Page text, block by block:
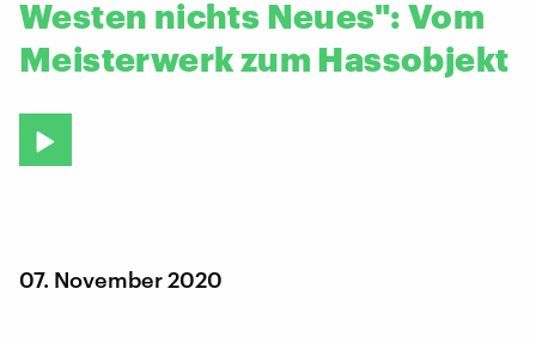
Westen nichts Neues": Vom
Meisterwerk zum Hassobjekt
07. November 2020